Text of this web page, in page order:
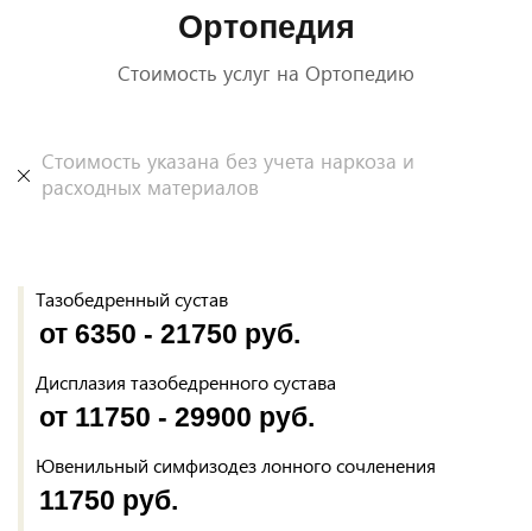
Ортопедия
Стоимость услуг на Ортопедию
Стоимость указана без учета наркоза и
расходных материалов
Тазобедренный сустав
от 6350 - 21750 руб.
Дисплазия тазобедренного сустава
от 11750 - 29900 руб.
Ювенильный симфизодез лонного сочленения
11750 руб.